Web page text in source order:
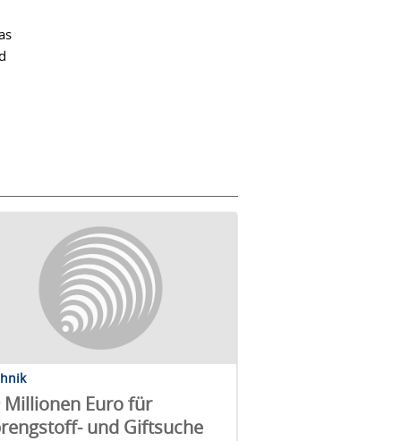
Millionen Euro für
und Giftsuche